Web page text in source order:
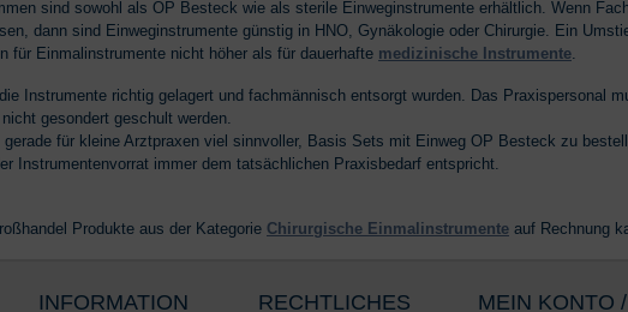
sind sowohl als OP Besteck wie als sterile Einweginstrumente erhältlich. Wenn
dann sind Einweginstrumente günstig in HNO, Gynäkologie oder Chirurgie. Ein
für Einmalinstrumente nicht höher als für dauerhafte medizinische Instrumente.
Instrumente richtig gelagert und fachmännisch entsorgt wurden. Das Praxispersonal
gesondert geschult werden.
für kleine Arztpraxen viel sinnvoller, Basis Sets mit Einweg OP Besteck zu
Instrumentenvorrat immer dem tatsächlichen Praxisbedarf entspricht.
Produkte aus der Kategorie Chirurgische Einmalinstrumente auf Rechnung
INFORMATION RECHTLICHES MEIN KONTO